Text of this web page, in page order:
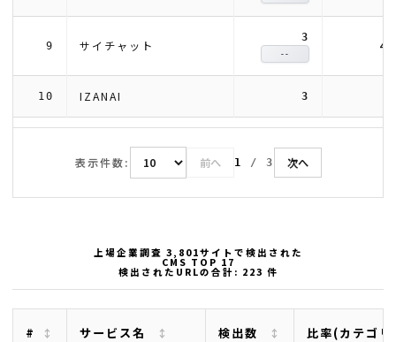
9 サイチャット
3
--
10 IZANAI 3
表示件数: 前へ 1 / 3 次へ
上場企業調査 3,801サイトで検出された
CMS TOP 17
検出されたURLの合計: 223 件
# サービス名 検出数 比率(カテゴ